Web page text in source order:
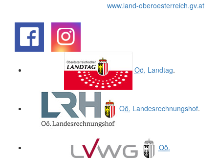
www.land-oberoesterreich.gv.at
Oö. Landtag.
Oö. Landesrechnungshof.
Oö.